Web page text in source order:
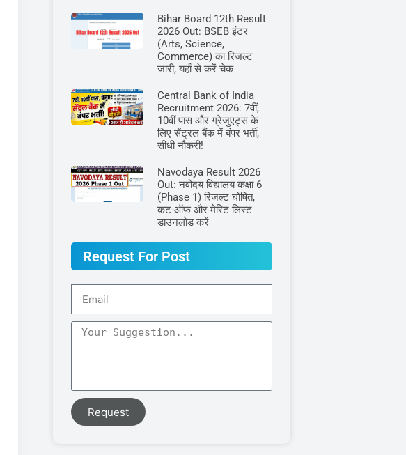
Bihar Board 12th Result
2026 Out: BSEB इंटर
(Arts, Science,
Commerce) का रिजल्ट
जारी, यहाँ से करें चेक
Central Bank of India
Recruitment 2026: 7वीं,
10वीं पास और ग्रेजुएट्स के
लिए सेंट्रल बैंक में बंपर भर्ती,
सीधी नौकरी!
Navodaya Result 2026
Out: नवोदय विद्यालय कक्षा 6
(Phase 1) रिजल्ट घोषित,
कट-ऑफ और मेरिट लिस्ट
डाउनलोड करें
Request For Post
Request